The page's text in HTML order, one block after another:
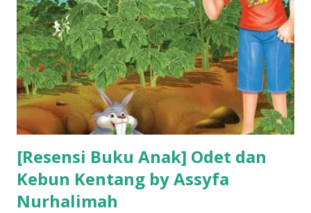
[Resensi Buku Anak] Odet dan
Kebun Kentang by Assyfa
Nurhalimah